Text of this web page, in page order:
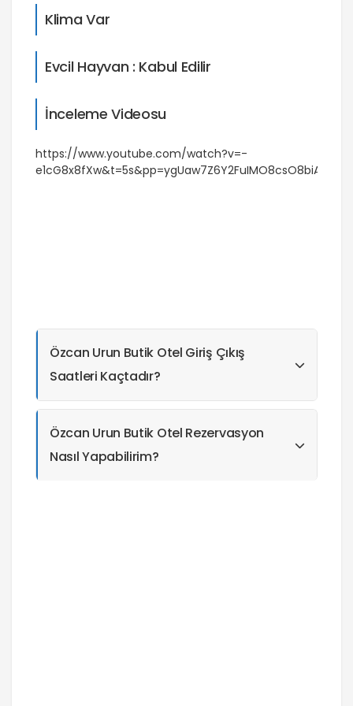
Klima Var
Evcil Hayvan : Kabul Edilir
İnceleme Videosu
https://www.youtube.com/watch?v=-
Özcan Urun Butik Otel Giriş Çıkış
Saatleri Kaçtadır?
Özcan Urun Butik Otel Rezervasyon
Nasıl Yapabilirim?